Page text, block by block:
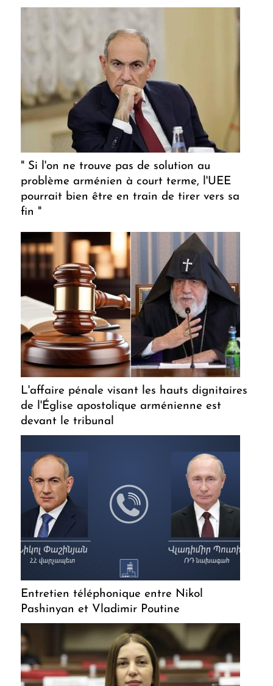
" Si l'on ne trouve pas de solution au
problème arménien à court terme, l'UEE
pourrait bien être en train de tirer vers sa
fin "
L'affaire pénale visant les hauts dignitaires
de l'Église apostolique arménienne est
devant le tribunal
Entretien téléphonique entre Nikol
Pashinyan et Vladimir Poutine